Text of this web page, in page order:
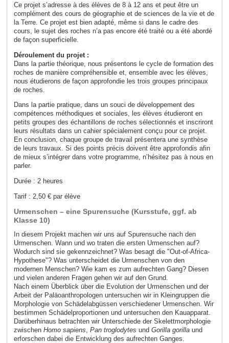
Ce projet s’adresse à des élèves de 8 à 12 ans et peut être un
complément des cours de géographie et de sciences de la vie et de
la Terre. Ce projet est bien adapté, même si dans le cadre des
cours, le sujet des roches n’a pas encore été traité ou a été abordé
de façon superficielle.
Déroulement du projet :
Dans la partie théorique, nous présentons le cycle de formation des
roches de manière compréhensible et, ensemble avec les élèves,
nous étudierons de façon approfondie les trois groupes principaux
de roches.
Dans la partie pratique, dans un souci de développement des
compétences méthodiques et sociales, les élèves étudieront en
petits groupes des échantillons de roches sélectionnés et inscriront
leurs résultats dans un cahier spécialement conçu pour ce projet.
En conclusion, chaque groupe de travail présentera une synthèse
de leurs travaux. Si des points précis doivent être approfondis afin
de mieux s’intégrer dans votre programme, n’hésitez pas à nous en
parler.
Durée : 2 heures
Tarif : 2,50 € par élève
Urmenschen – eine Spurensuche (Kursstufe, ggf. ab
Klasse 10)
In diesem Projekt machen wir uns auf Spurensuche nach den
Urmenschen. Wann und wo traten die ersten Urmenschen auf?
Wodurch sind sie gekennzeichnet? Was besagt die "Out-of-Africa-
Hypothese"? Was unterscheidet die Urmenschen von den
modernen Menschen? Wie kam es zum aufrechten Gang? Diesen
und vielen anderen Fragen gehen wir auf den Grund.
Nach einem Überblick über die Evolution der Urmenschen und der
Arbeit der Paläoanthropologen untersuchen wir in Kleingruppen die
Morphologie von Schädelabgüssen verschiedener Urmenschen. Wir
bestimmen Schädelproportionen und untersuchen den Kauapparat.
Darüberhinaus betrachten wir Unterschiede der Skelettmorphologie
zwischen Homo sapiens Pan troglodytes und Gorilla gorilla und
erforschen dabei die Entwicklung des aufrechten Ganges.